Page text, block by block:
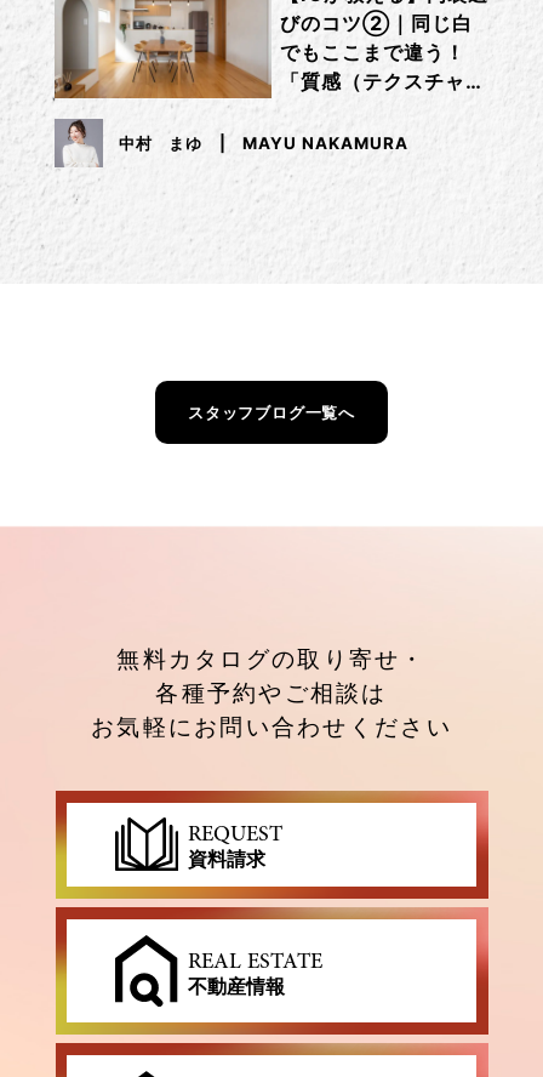
びのコツ②｜同じ白
でもここまで違う！
「質感（テクスチャ
ー）」で差をつけるコ
ツ
中村 まゆ MAYU NAKAMURA
スタッフブログ一覧へ
無料カタログの取り寄せ・
各種予約やご相談は
お気軽にお問い合わせください
REQUEST
資料請求
REAL ESTATE
不動産情報